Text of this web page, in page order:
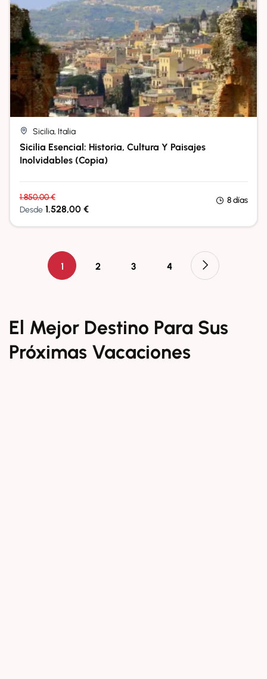
Sicilia, Italia
Sicilia Esencial: Historia, Cultura Y Paisajes
Inolvidables (copia)
1.850,00€
Desde 1.528,00 €
8 días
1 2 3 4
El Mejor Destino Para Sus
Próximas Vacaciones